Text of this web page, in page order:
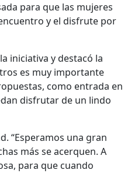
para que las mujeres
y el disfrute por
iniciativa y destacó la
es muy importante
como entrada en
disfrutar de un lindo
“Esperamos una gran
más se acerquen. A
para que cuando